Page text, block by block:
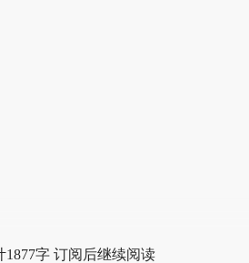
1877字 订阅后继续阅读